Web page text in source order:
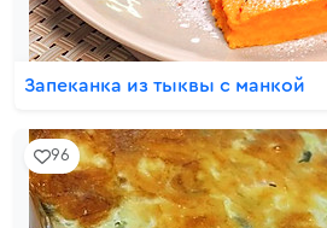
Запеканка из тыквы с манкой
96